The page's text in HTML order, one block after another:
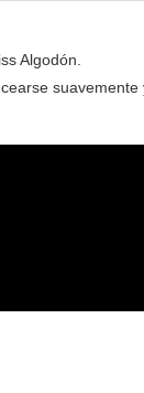
Algodón.
suavemente